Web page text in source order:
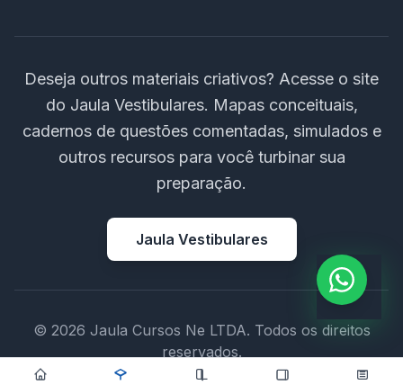
Deseja outros materiais criativos? Acesse o site
do Jaula Vestibulares. Mapas conceituais,
cadernos de questões comentadas, simulados e
outros recursos para você turbinar sua
preparação.
Jaula Vestibulares
© 2026 Jaula Cursos Ne LTDA. Todos os direitos
reservados.
CNPJ: 44.532.434/0001-08